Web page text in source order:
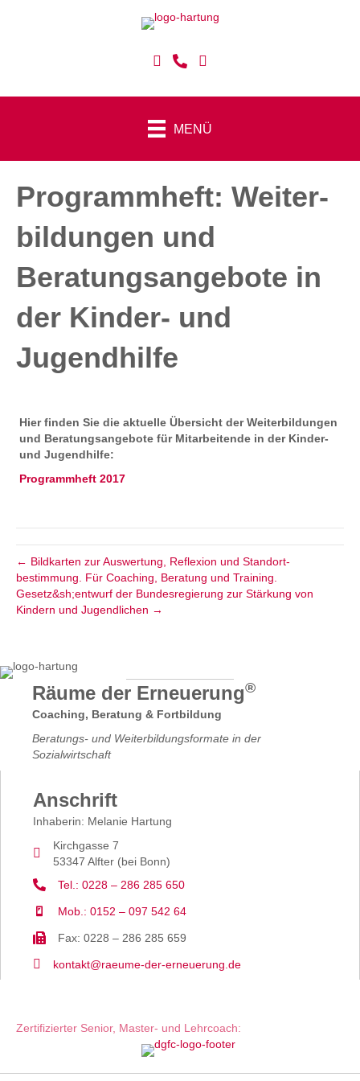
MENÜ
Programm­heft: Weiter­
bildungen und
Beratungs­angebote in
der Kinder- und
Jugendhilfe
Hier finden Sie die aktuelle Übersicht der Weiterbildungen
und Beratungsangebote für Mitarbeitende in der Kinder-
und Jugendhilfe:
Programmheft 2017
← Bild­karten zur Aus­wertung, Reflexion und Standort­
bestimmung. Für Coaching, Beratung und Training.
Gesetz&sh;entwurf der Bundes­regierung zur Stärkung von
Kindern und Jugend­lichen →
Räume der Erneuerung®
Coaching, Beratung & Fortbildung
Beratungs- und Weiterbildungsformate in der
Sozialwirtschaft
Anschrift
Inhaberin: Melanie Hartung
Kirchgasse 7
53347 Alfter (bei Bonn)
Tel.: 0228 – 286 285 650
Mob.: 0152 – 097 542 64
Fax: 0228 – 286 285 659
kontakt@raeume-der-erneuerung.de
Zertifizierter Senior, Master- und Lehrcoach: